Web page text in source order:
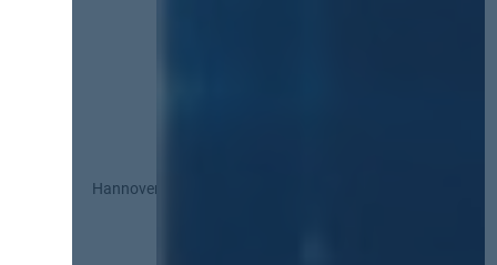
Hannover